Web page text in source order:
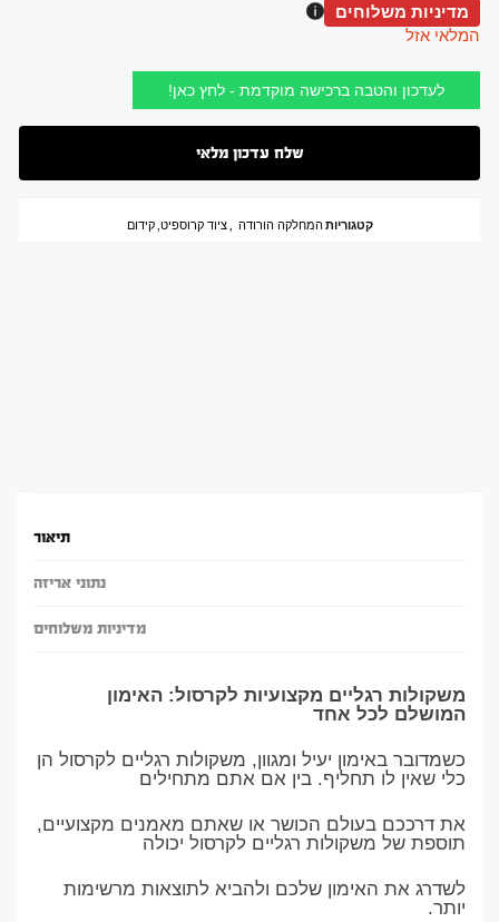
מדיניות משלוחים
המלאי אזל
לעדכון והטבה ברכישה מוקדמת - לחץ כאן!
קטגוריות המחלקה הורודה ,ציוד קרוספיט ,קידום
תיאור
נתוני אריזה
מדיניות משלוחים
משקולות רגליים מקצועיות לקרסול: האימון
המושלם לכל אחד
כשמדובר באימון יעיל ומגוון, משקולות רגליים לקרסול הן
כלי שאין לו תחליף. בין אם אתם מתחילים
את דרככם בעולם הכושר או שאתם מאמנים מקצועיים,
תוספת של משקולות רגליים לקרסול יכולה
לשדרג את האימון שלכם ולהביא לתוצאות מרשימות
יותר.